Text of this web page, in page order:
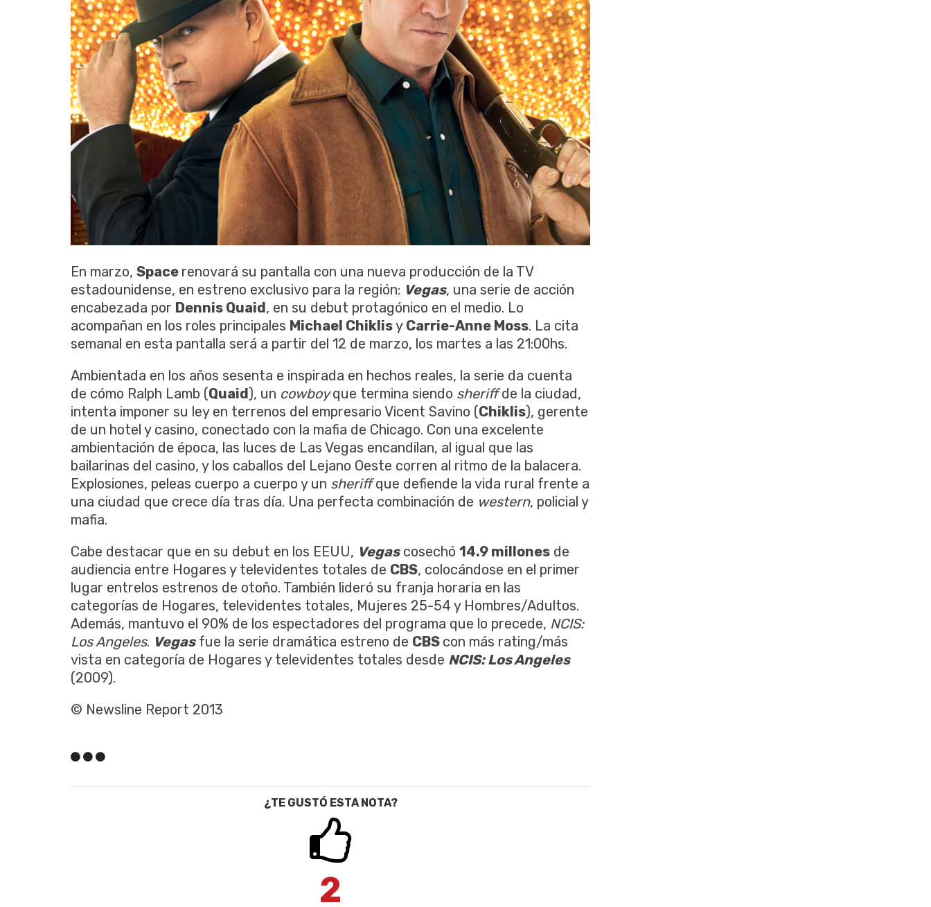
En marzo, Space renovará su pantalla con una nueva producción de la TV
estadounidense, en estreno exclusivo para la región: Vegas, una serie de acción
encabezada por Dennis Quaid, en su debut protagónico en el medio. Lo
acompañan en los roles principales Michael Chiklisy Carrie-Anne Moss. La cita
semanal en esta pantalla será a partir del 12 de marzo, los martes a las 21:00hs.
Ambientada en los años sesenta e inspirada en hechos reales, la serie da cuenta
de cómo Ralph Lamb (Quaid), un cowboyque termina siendo sheriffde la ciudad,
intenta imponer su ley en terrenos del empresario Vicent Savino (Chiklis), gerente
de un hotel y casino, conectado con la mafia de Chicago. Con una excelente
ambientación de época, las luces de Las Vegas encandilan, al igual que las
bailarinas del casino, y los caballos del Lejano Oeste corren al ritmo de la balacera.
Explosiones, peleas cuerpo a cuerpo y un sheriffque defiende la vida rural frente a
una ciudad que crece día tras día. Una perfecta combinación de western, policial y
mafia.
Cabe destacar que en su debut en los EEUU, Vegascosechó 14.9 millones de
audiencia entre Hogares y televidentes totales de CBS, colocándose en el primer
lugar entrelos estrenos de otoño. También lideró su franja horaria en las
categorías de Hogares, televidentes totales, Mujeres 25-54 y Hombres/Adultos.
Además, mantuvo el 90% de los espectadores del programa que lo precede, NCIS:
Los Angeles. Vegasfue la serie dramática estreno de CBS con más rating/más
vista en categoría de Hogares y televidentes totales desde NCIS: Los Angeles
(2009).
© Newsline Report 2013
¿TE GUSTÓ ESTA NOTA?
2